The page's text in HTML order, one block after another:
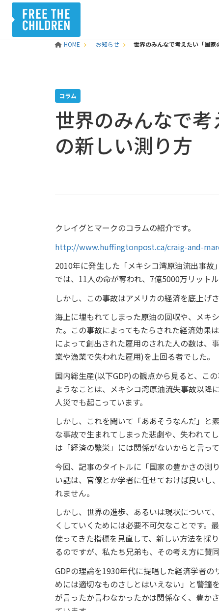
HOME お知らせ 世界のみんなで考えたい「国家
コラム
世界のみんなで考
の新しい測り方
クレイグとマークのコラムの紹介です。
http://www.huffingtonpost.ca/craig-and-
2010年に発生した「メキシコ湾原油流出事
では、11人の命が奪われ、7億5000万リット
しかし、この事故はアメリカの経済を底上げ
海上に埋もれてしまった原油の回収や、メキ
た。この事故によってもたらされた経済効果
によって創出された雇用のされた人の数は、
業や漁業で失われた雇用)を上回る者でした。
国内総生産(以下GDP)の観点から見ると、こ
ようなことは、メキシコ湾原油流失事故以降
人災でも起こっています。
しかし、これを聞いて「ああそうなんだ」と
な事故で生まれてしまった悲劇や、失われて
は「経済の繁栄」には関係がないからと言っ
今回、記事のタイトルに「国家の豊かさの測
い話は、官僚とか学者に任せておけば良いし
れません。
しかし、世界の進歩、あるいは現状について
くしていくためには必要不可欠なことです。
使ってきた指標を見直して、新しい方法を採
るのですが、私たち兄弟も、その考え方に賛同
GDPの理論を1930年代に提唱した経済学者
めには適切なものさしとはいえない」と警鐘
が言ったか言わなかったかは関係なく、豊か